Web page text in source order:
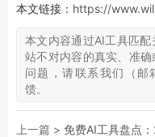
本文链接： https://
本文内容通过AI工具匹
站不对内容的真实、准
问题，请联系我们（邮
馈。
上一篇 > 免费AI工具盘点